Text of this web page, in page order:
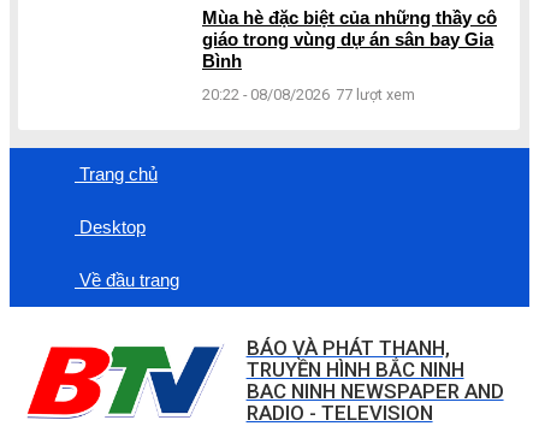
Mùa hè đặc biệt của những thầy cô
giáo trong vùng dự án sân bay Gia
Bình
20:22 - 08/08/2026 77 lượt xem
Trang chủ
Desktop
Về đầu trang
BÁO VÀ PHÁT THANH,
TRUYỀN HÌNH BẮC NINH
BAC NINH NEWSPAPER AND
RADIO - TELEVISION